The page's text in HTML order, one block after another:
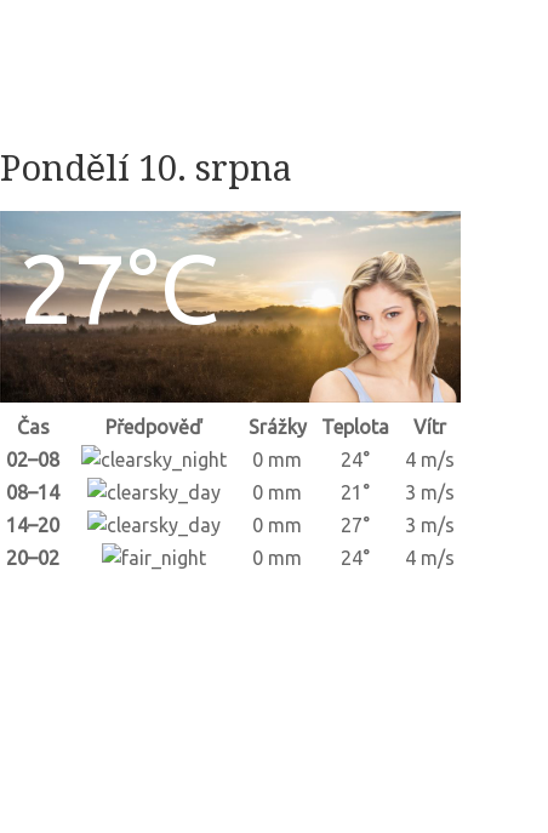
Pondělí 10. srpna
27°C
Čas Předpověď Srážky Teplota
Vítr
02–08
0 mm 24°
4 m/s
08–14
0 mm 21°
3 m/s
14–20
0 mm 27°
3 m/s
20–02
0 mm 24° 4 m/s